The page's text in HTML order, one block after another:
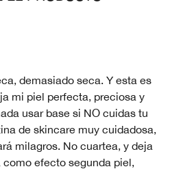
demasiado seca. Y esta es
mi piel perfecta, preciosa y
usar base si NO cuidas tu
de skincare muy cuidadosa,
milagros. No cuartea, y deja
efecto segunda piel,